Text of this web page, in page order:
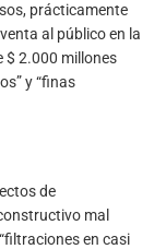
prácticamente
al público en la
$ 2.000 millones
y “finas
de
mal
en casi